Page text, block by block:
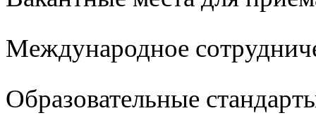
Международное
Образовательные